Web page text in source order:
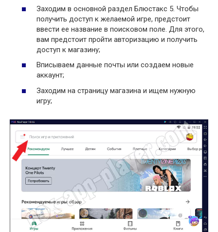
Заходим в основной раздел Блюстакс 5. Чтобы
получить доступ к желаемой игре, предстоит
ввести ее название в поисковом поле. Для этого,
вам предстоит пройти авторизацию и получить
доступ к магазину;
Вписываем данные почты или создаем новые
аккаунт;
Заходим на страницу магазина и ищем нужную
игру;